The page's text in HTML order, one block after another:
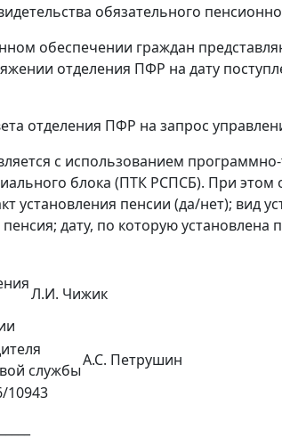
обязательного
обеспечении граждан
отделения ПФР на дату
отделения ПФР на запрос
с использованием
блока (ПТК РСПСБ). При
установления пенсии (да/нет); вид
дату, по которую установлена
Л.И. Чижик
службы
А.С. Петрушин
10943